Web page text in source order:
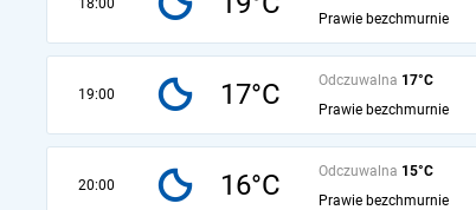
18:00
Prawie bezchmurnie
19:00 17°C Odczuwalna 17°C
Prawie bezchmurnie
20:00 16°C Odczuwalna 15°C
Prawie bezchmurnie